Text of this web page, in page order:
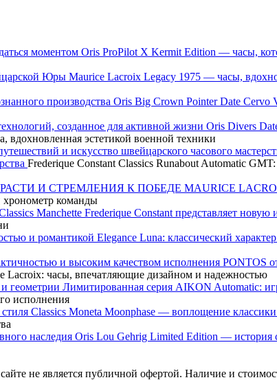
Oris ProPilot X Kermit Edition — часы,
Maurice Lacroix Legacy 1975 — часы,
Oris Big Crown Pointer Date Cervo
Oris Divers
вдохновленная эстетикой военной техники
Frederique Constant Classics Runabout Automatic
MAURICE
команды
Frederique Constant представляет
Elegance Luna: классический
PONTOS
Lacroix: часы, впечатляющие дизайном и надежностью
Лимитированная серия AIKON Automatic:
исполнения
Classics Moneta Moonphase — воплощение
Oris Lou Gehrig Limited Edition — история
не является публичной офертой. Наличие и